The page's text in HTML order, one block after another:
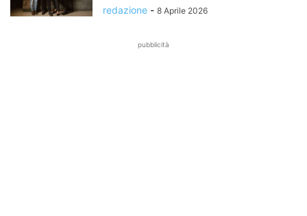
redazione - 8 Aprile 2026
pubblicità